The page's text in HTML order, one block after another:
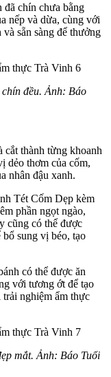
đã chín chưa bằng
nếp và dừa, cùng với
sẵn sàng để thưởng
đều. Ảnh: Báo
cắt thành từng khoanh
dẻo thơm của cốm,
nhân đậu xanh.
Tét Cốm Dẹp kèm
phần ngọt ngào,
cũng có thể được
sung vị béo, tạo
có thể được ăn
với tương ớt để tạo
trải nghiệm ẩm thực
mắt. Ảnh: Báo Tuổi